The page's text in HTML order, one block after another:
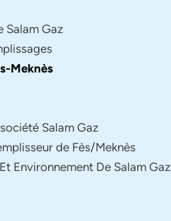
Salam Gaz
Meknès
Salam Gaz
de Fès/Meknès
Environnement De Salam Gaz